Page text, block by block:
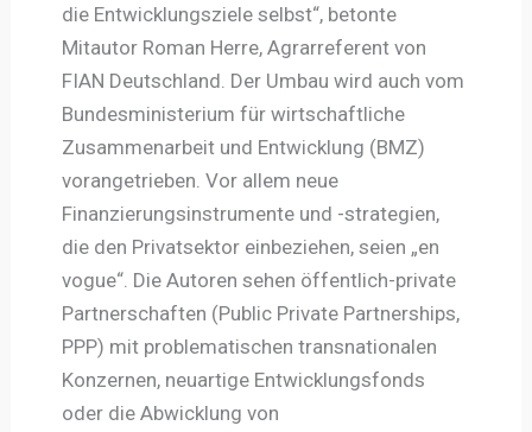
die Entwicklungsziele selbst“, betonte
Mitautor Roman Herre, Agrarreferent von
FIAN Deutschland. Der Umbau wird auch vom
Bundesministerium für wirtschaftliche
Zusammenarbeit und Entwicklung (BMZ)
vorangetrieben. Vor allem neue
Finanzierungsinstrumente und -strategien,
die den Privatsektor einbeziehen, seien „en
vogue“. Die Autoren sehen öffentlich-private
Partnerschaften (Public Private Partnerships,
PPP) mit problematischen transnationalen
Konzernen, neuartige Entwicklungsfonds
oder die Abwicklung von